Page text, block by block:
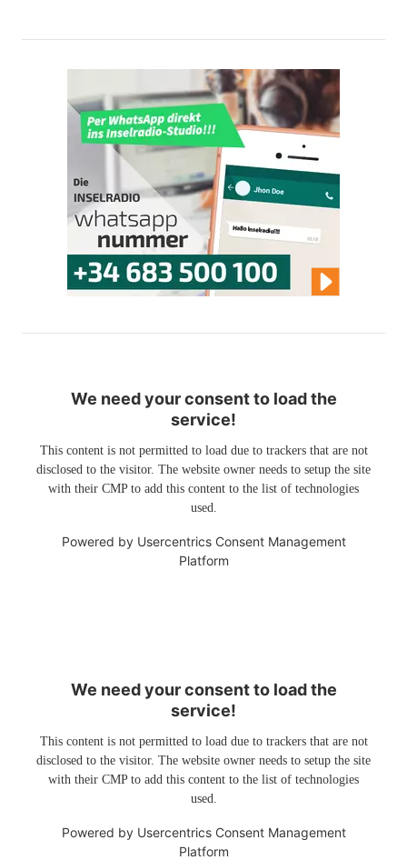
We need your consent to load the
service!
This content is not permitted to load due to trackers that are not
disclosed to the visitor. The website owner needs to setup the site
with their CMP to add this content to the list of technologies
used.
Powered by Usercentrics Consent Management
Platform
We need your consent to load the
service!
This content is not permitted to load due to trackers that are not
disclosed to the visitor. The website owner needs to setup the site
with their CMP to add this content to the list of technologies
used.
Powered by Usercentrics Consent Management
Platform